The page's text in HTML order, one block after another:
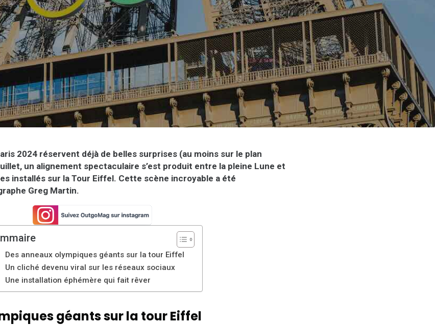
2024 réservent déjà de belles surprises (au moins sur le plan
un alignement spectaculaire s’est produit entre la pleine Lune et
installés sur la Tour Eiffel. Cette scène incroyable a été
Greg Martin.
Des anneaux olympiques géants sur la tour Eiffel
Un cliché devenu viral sur les réseaux sociaux
Une installation éphémère qui fait rêver
géants sur la tour Eiffel